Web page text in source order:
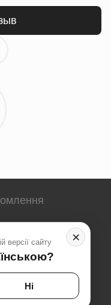
×
версії сайту
Ні